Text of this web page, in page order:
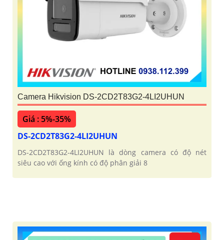
Camera Hikvision DS-2CD2T83G2-4LI2UHUN
Giá : 5%-35%
DS-2CD2T83G2-4LI2UHUN
DS-2CD2T83G2-4LI2UHUN là dòng camera có độ nét
siêu cao với ống kính có độ phân giải 8